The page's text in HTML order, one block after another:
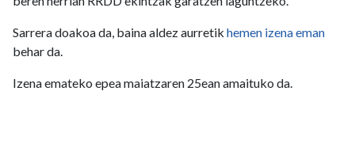
Sarrera doakoa da, baina aldez aurretik hemen izena eman
behar da.
Izena emateko epea maiatzaren 25ean amaituko da.